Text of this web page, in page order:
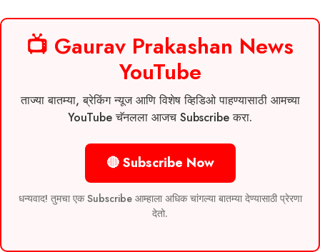
📺 Gaurav Prakashan News
YouTube
ताज्या बातम्या, ब्रेकिंग न्यूज आणि विशेष व्हिडिओ पाहण्यासाठी आमच्या
YouTube चॅनलला आजच Subscribe करा.
🔴 Subscribe Now
धन्यवाद! तुमचा एक Subscribe आम्हाला अधिक चांगल्या बातम्या देण्यासाठी प्रेरणा
देतो.